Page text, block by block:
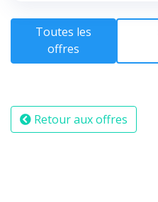
Toutes les
offres
Retour aux offres